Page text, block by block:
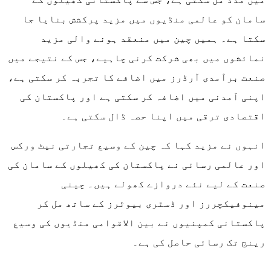
سامان کو عالمی منڈیوں میں مزید پرکشش بنایا جا
سکتا ہے۔ ہمیں چین میں منعقد ہونے والی مزید
نمائشوں میں بھی شرکت کرنی چاہیے، جس کے نتیجے میں
صنعت برآمدی آرڈرز میں اضافے کا تجربہ کر سکتی ہے،
اپنی آمدنی میں اضافہ کر سکتی ہے اور پاکستان کی
اقتصادی ترقی میں اپنا حصہ ڈال سکتی ہے۔
انہوں نے مزید کہا کہ چین کے وسیع تجارتی نیٹ ورکس
اور عالمی رسائی نے پاکستان کی کھیلوں کے سامان کی
صنعت کے لیے نئے دروازے کھولے ہیں۔ چینی
مینوفیکچررز اور ڈسٹری بیوٹرز کے ساتھ مل کر
پاکستانی کمپنیوں نے بین الاقوامی منڈیوں کی وسیع
رینج تک رسائی حاصل کی ہے۔